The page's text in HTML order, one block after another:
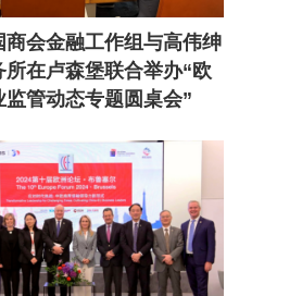
商会金融工作组与高伟绅
所在卢森堡联合举办“欧
监管动态专题圆桌会”